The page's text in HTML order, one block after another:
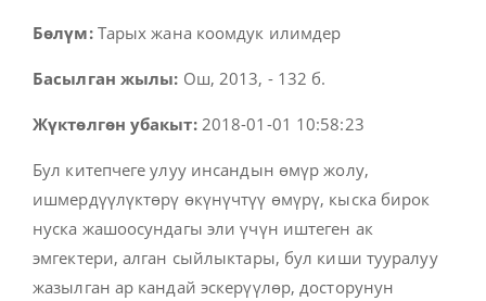
Бөлүм:Тарых жана коомдук илимдер
Басылган жылы: Ош, 2013, - 132 б.
Жүктөлгөн убакыт:2018-01-01 10:58:23
Бул китепчеге улуу инсандын өмүр жолу,
ишмердүүлүктөрү өкүнүчтүү өмүрү, кыска бирок
нуска жашоосундагы эли үчүн иштеген ак
эмгектери, алган сыйлыктары, бул киши тууралуу
жазылган ар кандай эскерүүлөр, досторунун